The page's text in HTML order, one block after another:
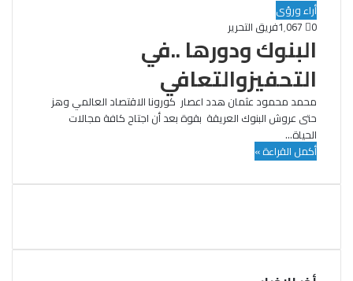
أراء ورؤى
فريق التحرير
0
البنوك ودورها ..في
التحفيزوالتعافي
محمد محمود عثمان هدد اعصار كورونا الاقتصاد العالمي وهز
حتى عروش البنوك العريقة بقوة بعد أن اجتاح كافة مجالات
الحياة…
أكمل القراءة »